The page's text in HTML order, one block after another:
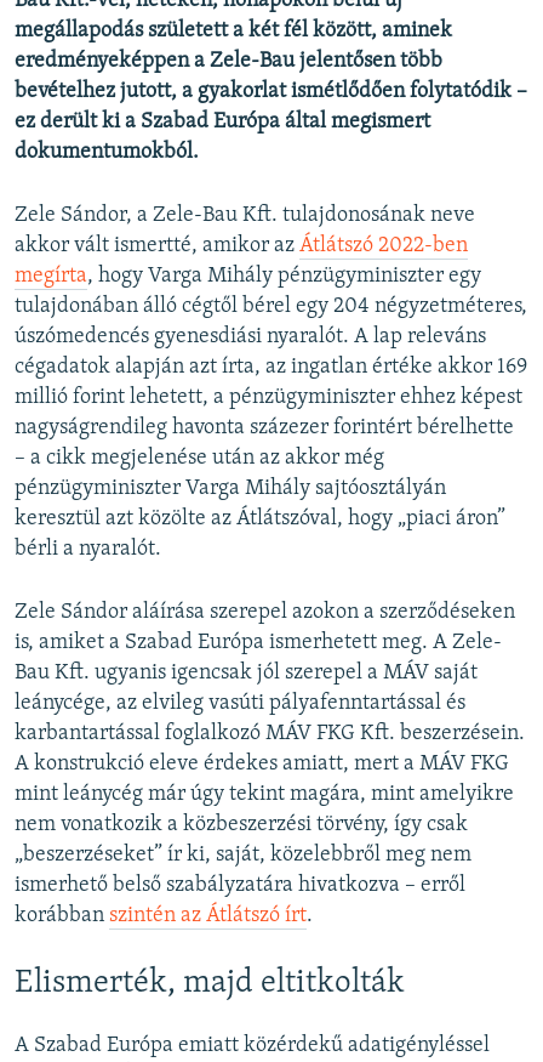
Valamennyi RFE/RL weboldal
megállapodás született a két fél között, aminek
eredményeképpen a Zele-Bau jelentősen több
bevételhez jutott, a gyakorlat ismétlődően folytatódik –
ez derült ki a Szabad Európa által megismert
dokumentumokból.
Zele Sándor, a Zele-Bau Kft. tulajdonosának neve
akkor vált ismertté, amikor az Átlátszó 2022-ben
megírta, hogy Varga Mihály pénzügyminiszter egy
tulajdonában álló cégtől bérel egy 204 négyzetméteres,
úszómedencés gyenesdiási nyaralót. A lap releváns
cégadatok alapján azt írta, az ingatlan értéke akkor 169
millió forint lehetett, a pénzügyminiszter ehhez képest
nagyságrendileg havonta százezer forintért bérelhette
– a cikk megjelenése után az akkor még
pénzügyminiszter Varga Mihály sajtóosztályán
keresztül azt közölte az Átlátszóval, hogy „piaci áron”
bérli a nyaralót.
Zele Sándor aláírása szerepel azokon a szerződéseken
is, amiket a Szabad Európa ismerhetett meg. A Zele-
Bau Kft. ugyanis igencsak jól szerepel a MÁV saját
leánycége, az elvileg vasúti pályafenntartással és
karbantartással foglalkozó MÁV FKG Kft. beszerzésein.
A konstrukció eleve érdekes amiatt, mert a MÁV FKG
mint leánycég már úgy tekint magára, mint amelyikre
nem vonatkozik a közbeszerzési törvény, így csak
„beszerzéseket” ír ki, saját, közelebbről meg nem
ismerhető belső szabályzatára hivatkozva – erről
korábban szintén az Átlátszó írt.
Elismerték, majd eltitkolták
A Szabad Európa emiatt közérdekű adatigényléssel